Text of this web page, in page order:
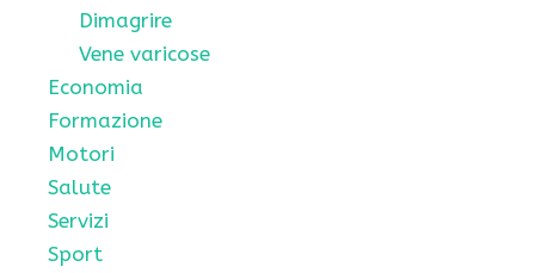
Dimagrire
Vene varicose
Economia
Formazione
Motori
Salute
Servizi
Sport